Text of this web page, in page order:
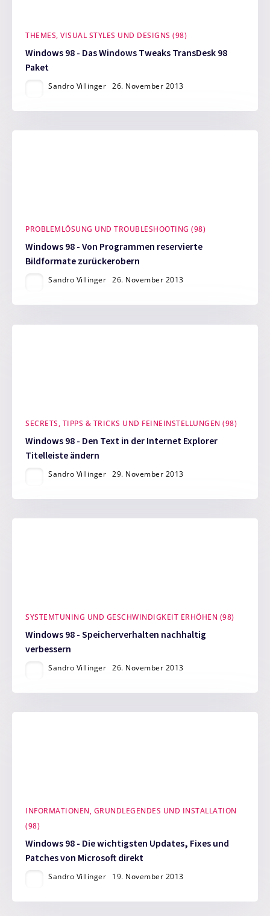
THEMES, VISUAL STYLES UND DESIGNS (98)
Windows 98 - Das Windows Tweaks TransDesk 98
Paket
Sandro Villinger 26. November 2013
PROBLEMLÖSUNG UND TROUBLESHOOTING (98)
Windows 98 - Von Programmen reservierte
Bildformate zurückerobern
Sandro Villinger 26. November 2013
SECRETS, TIPPS & TRICKS UND FEINEINSTELLUNGEN (98)
Windows 98 - Den Text in der Internet Explorer
Titelleiste ändern
Sandro Villinger 29. November 2013
SYSTEMTUNING UND GESCHWINDIGKEIT ERHÖHEN (98)
Windows 98 - Speicherverhalten nachhaltig
verbessern
Sandro Villinger 26. November 2013
INFORMATIONEN, GRUNDLEGENDES UND INSTALLATION
(98)
Windows 98 - Die wichtigsten Updates, Fixes und
Patches von Microsoft direkt
Sandro Villinger 19. November 2013